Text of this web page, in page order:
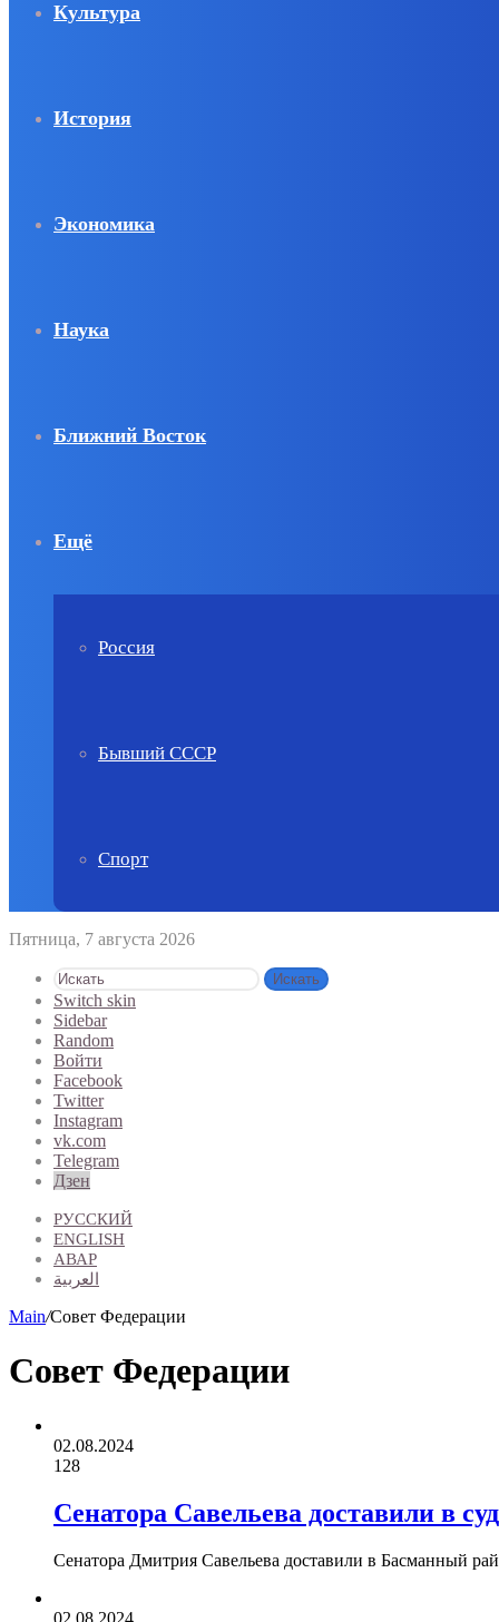
Культура
История
Экономика
Наука
Ближний Восток
Ещё
Россия
Бывший СССР
Спорт
Пятница, 7 августа 2026
Искать
Switch skin
Sidebar
Random
Войти
Facebook
Twitter
Instagram
vk.com
Telegram
Дзен
РУССКИЙ
ENGLISH
АВАР
العربية
Main/Совет Федерации
Совет Федерации
02.08.2024
128
Сенатора Савельева доставили в
Сенатора Дмитрия Савельева доставили в Басманный
02.08.2024